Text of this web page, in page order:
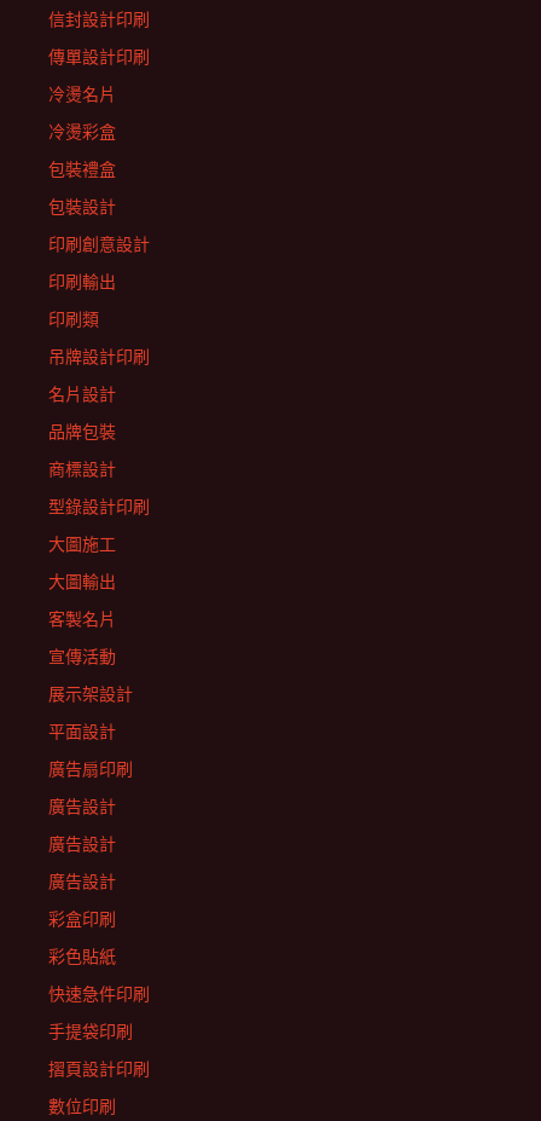
信封設計印刷
傳單設計印刷
冷燙名片
冷燙彩盒
包裝禮盒
包裝設計
印刷創意設計
印刷輸出
印刷類
吊牌設計印刷
名片設計
品牌包裝
商標設計
型錄設計印刷
大圖施工
大圖輸出
客製名片
宣傳活動
展示架設計
平面設計
廣告扇印刷
廣告設計
廣告設計
廣告設計
彩盒印刷
彩色貼紙
快速急件印刷
手提袋印刷
摺頁設計印刷
數位印刷